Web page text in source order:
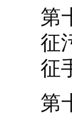
第
征
征
第